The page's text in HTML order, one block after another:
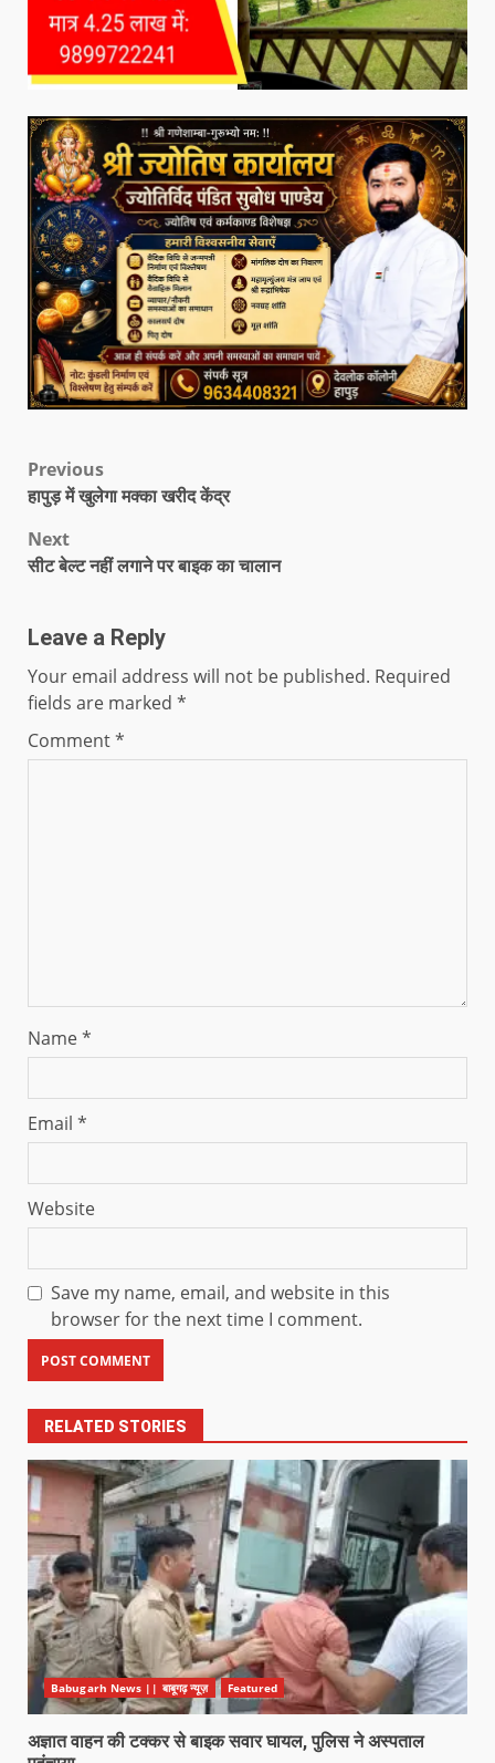
Previous
हापुड़ में खुलेगा मक्का खरीद केंद्र
Next
सीट बेल्ट नहीं लगाने पर बाइक का चालान
Leave a Reply
Your email address will not be published. Required
fields are marked *
Comment*
Name*
Email *
Website
Save my name, email, and website in this
browser for the next time I comment.
RELATED STORIES
Babugarh News || बाबूगढ़ न्यूज़ Featured
अज्ञात वाहन की टक्कर से बाइक सवार घायल, पुलिस ने अस्पताल